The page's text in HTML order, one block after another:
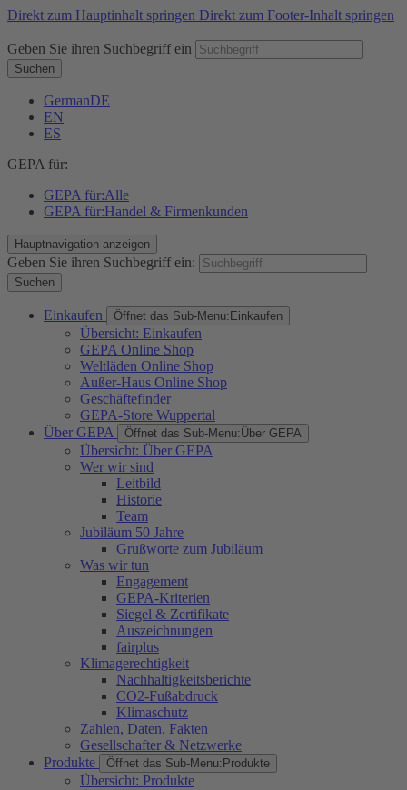
Direkt zum Hauptinhalt springen Direkt zum Footer-Inhalt springen
Geben Sie ihren Suchbegriff ein
Suchen
GermanDE
EN
ES
GEPA für:
GEPA für:Alle
GEPA für:Handel & Firmenkunden
Hauptnavigation anzeigen
Geben Sie ihren Suchbegriff ein:
Suchen
Einkaufen Öffnet das Sub-Menu: Einkaufen
Übersicht: Einkaufen
GEPA Online Shop
Weltläden Online Shop
Außer-Haus Online Shop
Geschäftefinder
GEPA-Store Wuppertal
Über GEPA
Öffnet das Sub-Menu:Über GEPA
Übersicht: Über GEPA
Wer wir sind
Leitbild
Historie
Team
Jubiläum 50 Jahre
Grußworte zum Jubiläum
Was wir tun
Engagement
GEPA-Kriterien
Siegel & Zertifikate
Auszeichnungen
fairplus
Klimagerechtigkeit
Nachhaltigkeitsberichte
CO2-Fußabdruck
Klimaschutz
Zahlen, Daten, Fakten
Gesellschafter & Netzwerke
Produkte
Öffnet das Sub-Menu: Produkte
Übersicht: Produkte